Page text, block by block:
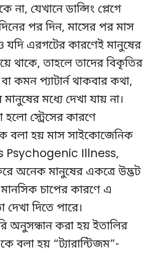
না, যেখানে ডান্সিং প্লেগে
পর দিন, মাসের পর মাস
যদি এরগটের কারণেই মানুষের
থাকে, তাহলে তাদের বিকৃতির
কমন প্যাটার্ন থাকবার কথা,
মধ্যে দেখা যায় না।
হলো স্ট্রেসের কারণে
বলা হয় মাস সাইকোজেনিক
Psychogenic Illness,
অনেক মানুষের একত্রে উদ্ভট
মানসিক চাপের কারণে এ
দিতে পারে।
অনুসন্ধান করা হয় ইতালির
বলা হয় “ট্যারান্টিজম”-